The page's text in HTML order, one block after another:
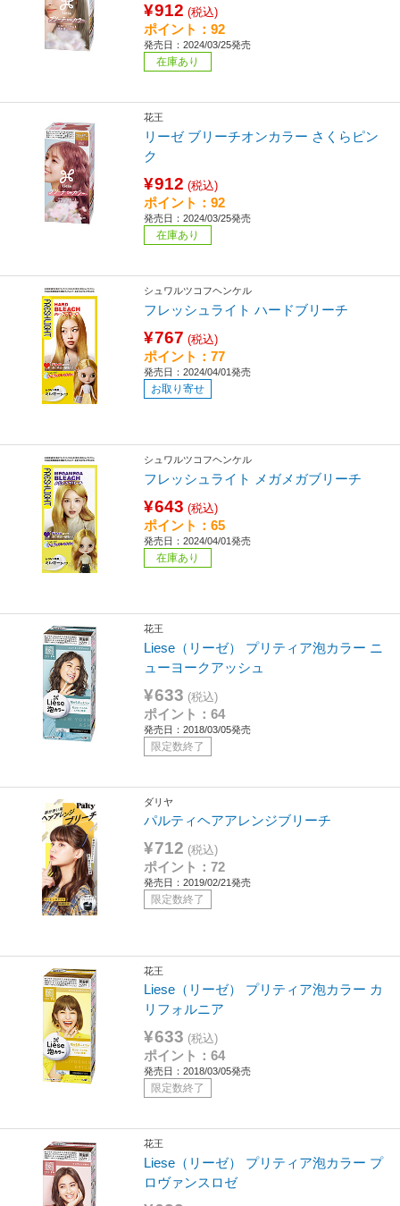
¥912 (税込)
ポイント：92
発売日：2024/03/25発売
在庫あり
花王
リーゼ ブリーチオンカラー さくらピン
ク
¥912 (税込)
ポイント：92
発売日：2024/03/25発売
在庫あり
シュワルツコフヘンケル
フレッシュライト ハードブリーチ
¥767 (税込)
ポイント：77
発売日：2024/04/01発売
お取り寄せ
シュワルツコフヘンケル
フレッシュライト メガメガブリーチ
¥643 (税込)
ポイント：65
発売日：2024/04/01発売
在庫あり
花王
Liese（リーゼ） プリティア泡カラー ニ
ューヨークアッシュ
¥633 (税込)
ポイント：64
発売日：2018/03/05発売
限定数終了
ダリヤ
パルティヘアアレンジブリーチ
¥712 (税込)
ポイント：72
発売日：2019/02/21発売
限定数終了
花王
Liese（リーゼ） プリティア泡カラー カ
リフォルニア
¥633 (税込)
ポイント：64
発売日：2018/03/05発売
限定数終了
花王
Liese（リーゼ） プリティア泡カラー プ
ロヴァンスロゼ